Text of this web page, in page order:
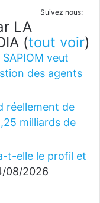
Suivez nous:
LA
(tout voir)
veut
des agents
réellement de
milliards de
t-elle le profil et
08/2026